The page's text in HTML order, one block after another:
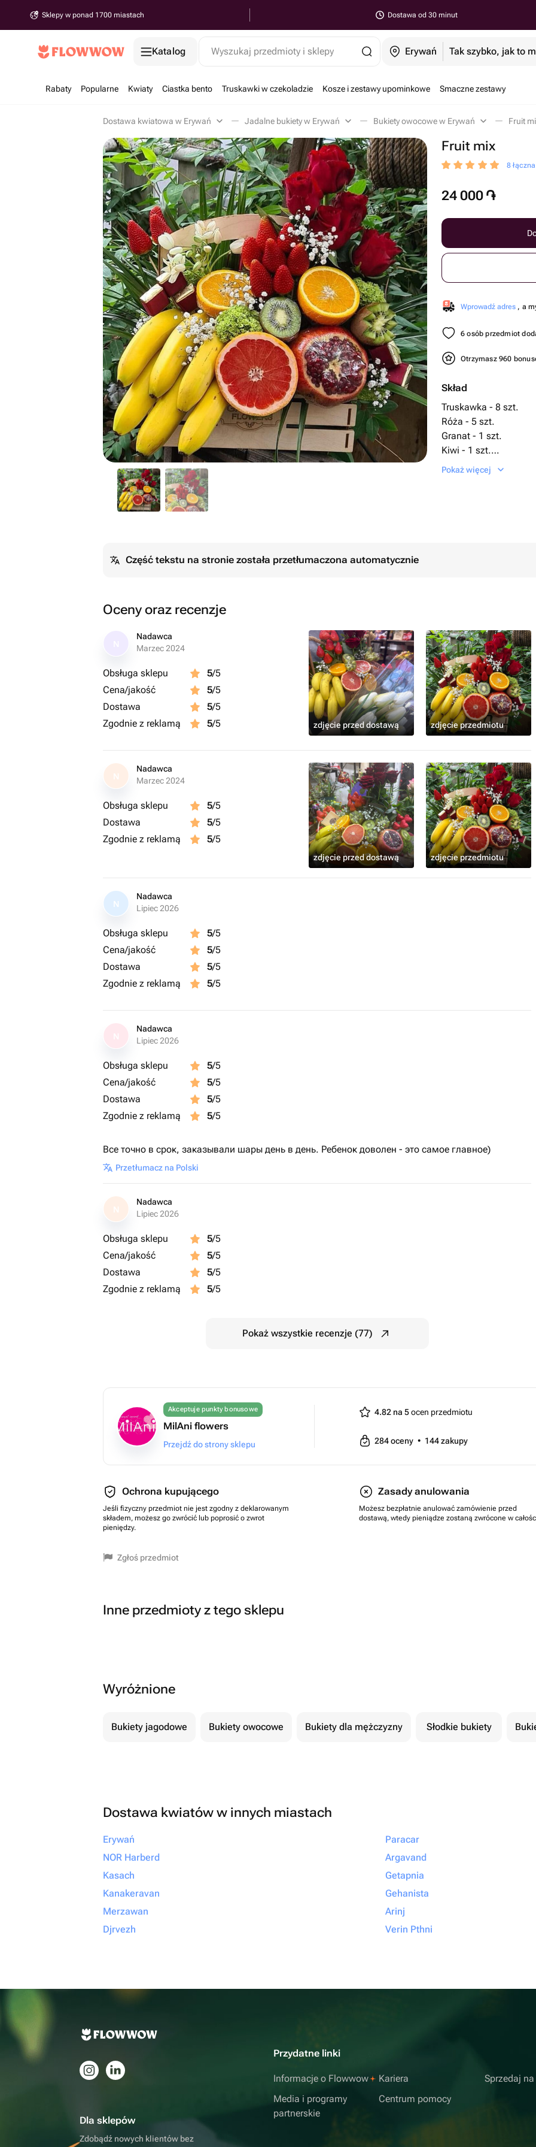
Sklepy w ponad 1700 miastach Dostawa od 30 minut
Katalog Wyszukaj przedmioty i sklepy Erywań Tak szybko, jak to
Rabaty Popularne Kwiaty Ciastka bento Truskawki w czekoladzie Kosze i zestawy upominkowe Smaczne zestawy
Dostawa kwiatowa w Erywań Jadalne bukiety w Erywań Bukiety owocowe w Erywań Fruit
Fruit mix
8
24 000 ֏
Wprowadź adres , a
6 osób przedmiot
Otrzymasz 960
Skład
Truskawka - 8 szt.
Róża - 5 szt.
Granat - 1 szt.
Kiwi - 1 szt.
Pomarańcza - 1 szt.
Pokaż więcej
Część tekstu na stronie została przetłumaczona automatycznie
Oceny oraz recenzje
Nadawca
Marzec 2024
Obsługa sklepu 5/5
Cena/jakość
5/5
Dostawa
5/5
Zgodnie z reklamą
5/5 zdjęcie przed dostawą zdjęcie przedmiotu
N
Nadawca
Marzec 2024
Obsługa sklepu 5/5
Dostawa
5/5
Zgodnie z reklamą
5/5
zdjęcie przed dostawą zdjęcie przedmiotu
N
Nadawca
Lipiec 2026
Obsługa sklepu 5/5
Cena/jakość
5/5
Dostawa
5/5
Zgodnie z reklamą
5/5
Nadawca
Lipiec 2026
Obsługa sklepu 5/5
Cena/jakość
5/5
Dostawa
5/5
Zgodnie z reklamą
5/5
Все точно в срок, заказывали шары день в день. Ребенок доволен - это самое главное)
Przetłumacz na Polski
N
Nadawca
Lipiec 2026
Obsługa sklepu 5/5
Cena/jakość
5/5
Dostawa
5/5
Zgodnie z reklamą
5/5
Pokaż wszystkie recenzje (77)
Akceptuje punkty bonusowe
MilAni flowers
Przejdź do strony sklepu
4.82 na 5ocen przedmiotu
284oceny • 144zakupy
Ochrona kupującego
Jeśli fizyczny przedmiot nie jest zgodny z deklarowanym
składem, możesz go zwrócić lub poprosić o zwrot
pieniędzy.
Zasady anulowania
Możesz bezpłatnie anulować zamówienie przed
dostawą, wtedy pieniądze zostaną zwrócone w
Zgłoś przedmiot
Inne przedmioty z tego sklepu
Wyróżnione
Bukiety jagodowe Bukiety owocowe Bukiety dla mężczyzny Słodkie bukiety
Dostawa kwiatów w innych miastach
Erywań
NOR Harberd
Kasach
Kanakeravan
Merzawan
Djrvezh
Paracar
Argavand
Getapnia
Gehanista
Arinj
Verin Pthni
Dla sklepów
Zdobądź nowych klientów bez
Przydatne linki
Informacje o Flowwow
Media i programy
partnerskie
Kariera
Centrum pomocy
Sprzedaj